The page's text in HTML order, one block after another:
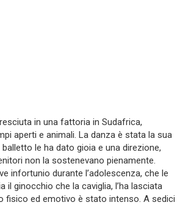
in una fattoria in Sudafrica,
aperti e animali. La danza è stata la sua
le ha dato gioia e una direzione,
non la sostenevano pienamente.
infortunio durante l’adolescenza, che le
il ginocchio che la caviglia, l’ha lasciata
fisico ed emotivo è stato intenso. A sedici